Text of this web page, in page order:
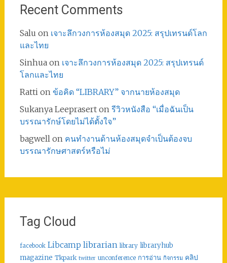
Recent Comments
Salu on เจาะลึกวงการห้องสมุด 2025: สรุปเทรนด์โลก
และไทย
Sinhuaon เจาะลึกวงการห้องสมุด 2025: สรุปเทรนด์
โลกและไทย
Ratti on ข้อคิด “LIBRARY” จากนายห้องสมุด
Sukanya Leepraserton รีวิวหนังสือ “เมื่อฉันเป็น
บรรณารักษ์โดยไม่ได้ตั้งใจ”
bagwell on คนทำงานด้านห้องสมุดจำเป็นต้องจบ
บรรณารักษศาสตร์หรือไม่
Tag Cloud
facebook Libcamp librarian library libraryhub
magazine Tkpark twitter unconference การอ่าน กิจกรรม คลิป